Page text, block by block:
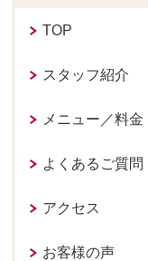
TOP
スタッフ紹介
メニュー／料金
よくあるご質問
アクセス
お客様の声